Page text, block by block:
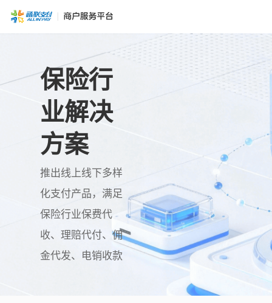
保险行
业解决
方案
推出线上线下多样
化支付产品，满足
保险行业保费代
收、理赔代付、佣
金代发、电销收款